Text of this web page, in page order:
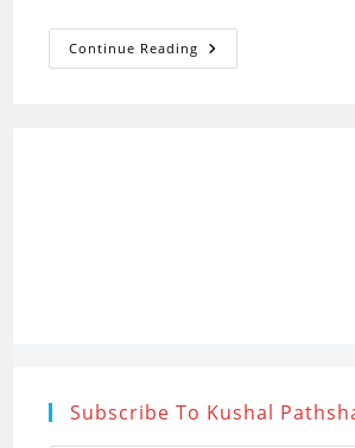
Continue Reading पदों
की
Subscribe To Kushal